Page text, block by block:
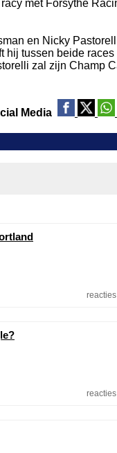
met Forsythe
en Nicky
hij tussen beide races
zal zijn Champ
Media